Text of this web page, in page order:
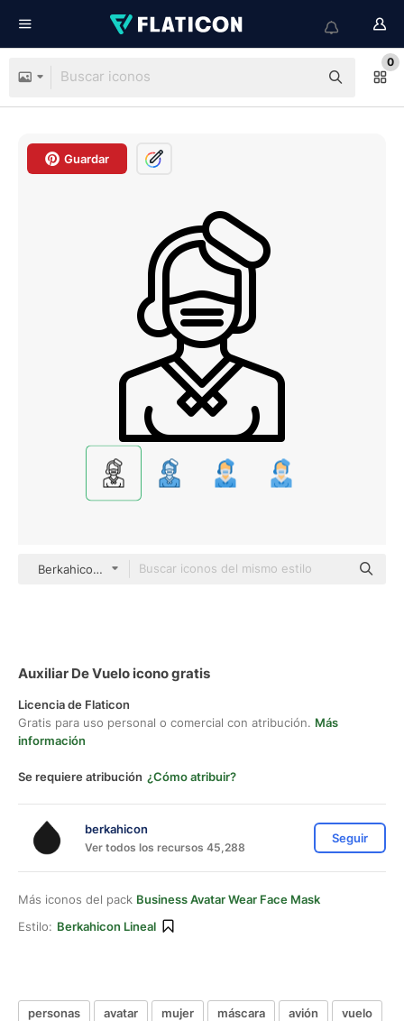
0
Guardar
Berkahicon Lineal
Auxiliar De Vuelo icono gratis
Licencia de Flaticon
Gratis para uso personal o comercial con atribución. Más
información
Se requiere atribución ¿Cómo atribuir?
berkahicon
Ver todos los recursos 45,288
Seguir
Más iconos del pack Business Avatar Wear Face Mask
Estilo: Berkahicon Lineal
personas avatar mujer máscara avión
vuelo